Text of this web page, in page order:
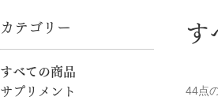
カテゴリー
すべての商品
サプリメント
す
44点